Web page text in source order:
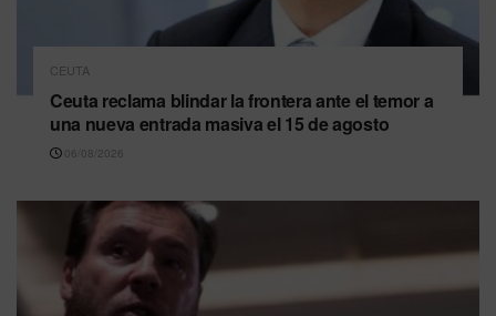
CEUTA
Ceuta reclama blindar la frontera ante el temor a
una nueva entrada masiva el 15 de agosto
06/08/2026